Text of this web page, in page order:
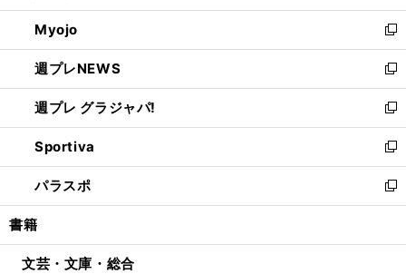
開
く
ウ
で
開
く
ン
ド
ウ
で
開
く
ウ
ィ
ン
ド
ウ
で
開
く
Myojo
新
し
い
ウ
ィ
ン
ド
ウ
で
開
週プレNEWS
新
し
い
ウ
ィ
ン
ド
ウ
開
週プレ グラジャパ!
新
し
い
ウ
ィ
ン
ウ
Sportiva
新
し
い
ウ
ン
パラスポ
新
し
ウ
書籍
文芸・文庫・総合